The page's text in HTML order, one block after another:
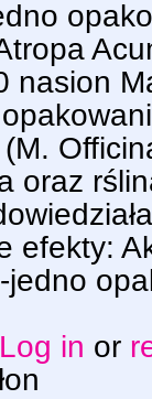
nasion
oraz
efekty:
jedno
Log in or